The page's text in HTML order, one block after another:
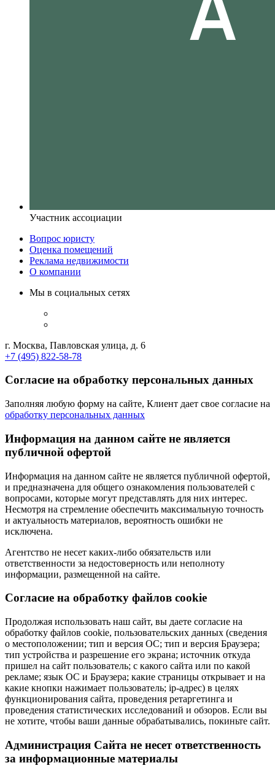
Участник ассоциации
Вопрос юристу
Оценка помещений
Реклама недвижимости
О компании
Мы в социальных сетях
г. Москва, Павловская улица, д. 6
+7 (495) 822-58-78
Согласие на обработку персональных данных
Заполняя любую форму на сайте, Клиент дает свое согласие на
обработку персональных данных
Информация на данном сайте не является
публичной офертой
Информация на данном сайте не является публичной офертой,
и предназначена для общего ознакомления пользователей с
вопросами, которые могут представлять для них интерес.
Несмотря на стремление обеспечить максимальную точность
и актуальность материалов, вероятность ошибки не
исключена.
Агентство не несет каких-либо обязательств или
ответственности за недостоверность или неполноту
информации, размещенной на сайте.
Cогласие на обработку файлов cookie
Продолжая использовать наш сайт, вы даете согласие на
обработку файлов cookie, пользовательских данных (сведения
о местоположении; тип и версия ОС; тип и версия Браузера;
тип устройства и разрешение его экрана; источник откуда
пришел на сайт пользователь; с какого сайта или по какой
рекламе; язык ОС и Браузера; какие страницы открывает и на
какие кнопки нажимает пользователь; ip-адрес) в целях
функционирования сайта, проведения ретаргетинга и
проведения статистических исследований и обзоров. Если вы
не хотите, чтобы ваши данные обрабатывались, покиньте сайт.
Администрация Сайта не несет ответственность
за информационные материалы